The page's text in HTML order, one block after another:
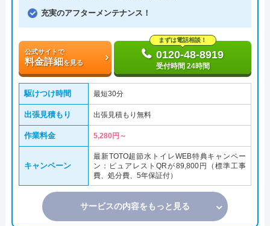
充実のアフターメンテナンス！
公式サイトで
料金詳細を見る
まずは電話相談！
0120-48-8919
受付時間 24時間
駆けつけ時間 最短30分
出張見積もり 出張見積もり無料
作業料金 5,280円～
キャンペーン
最新TOTO超節水トイレWEB特典キャンペー
ン：ピュアレストQRが89,800円（標準工事
費、処分費、5年保証付）
サービスの内容をもっと見る